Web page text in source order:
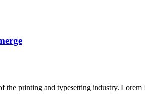
printing and typesetting industry. Lorem